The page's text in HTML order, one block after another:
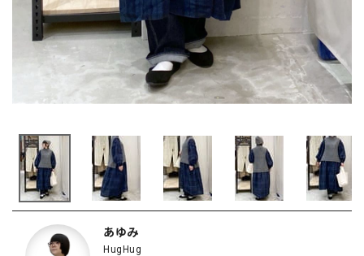
あゆみ
HugHug